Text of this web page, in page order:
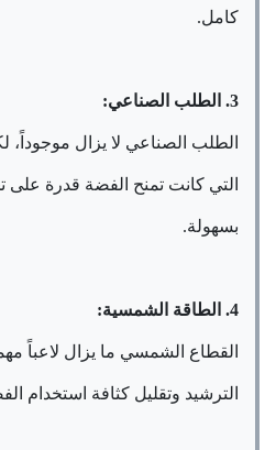
كامل.
3. الطلب الصناعي:
الطلب الصناعي لا يزال موجوداً،
التي كانت تمنح الفضة قدرة
بسهولة.
4. الطاقة الشمسية:
القطاع الشمسي ما يزال لاعباً
الترشيد وتقليل كثافة استخدام